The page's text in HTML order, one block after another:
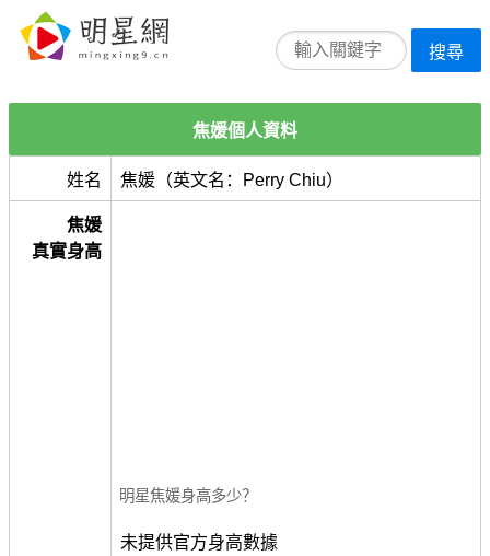
搜尋
焦媛個人資料
姓名 焦媛（英文名：Perry Chiu）
焦媛
真實身高
明星焦媛身高多少？
未提供官方身高數據